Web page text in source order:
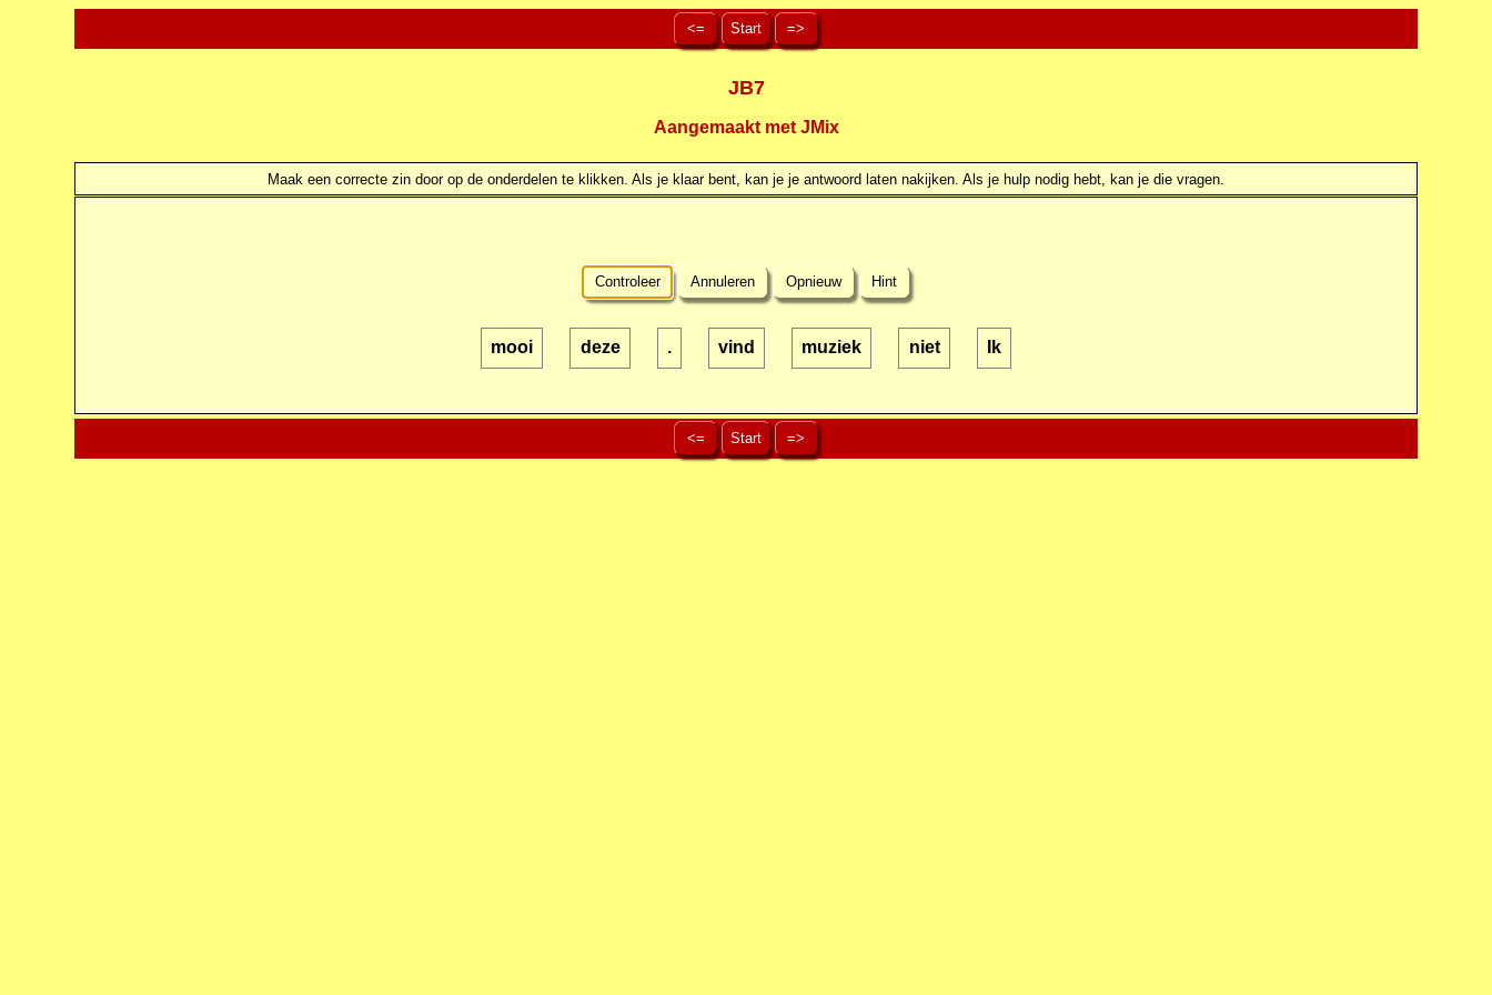
<= Start =>
JB7
Aangemaakt met JMix
Maak een correcte zin door op de onderdelen te klikken. Als je klaar bent, kan je je antwoord laten nakijken. Als je hulp nodig hebt, kan je die vragen.
Controleer Annuleren Opnieuw Hint
mooi deze . vind muziek niet Ik
<= Start =>